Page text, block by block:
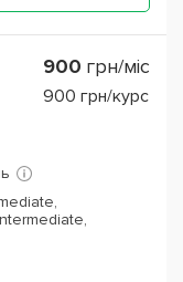
900 грн/міс
900 грн/курс